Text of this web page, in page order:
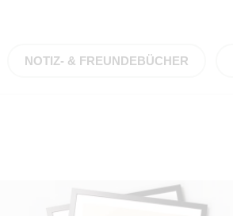
NOTIZ- & FREUNDEBÜCHER